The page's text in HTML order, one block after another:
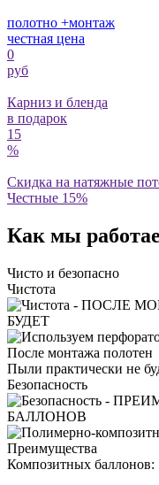
полотно +монтаж
честная цена
0
руб
Карниз и бленда
в подарок
15
%
Скидка на натяжные
Честные 15%
Как мы
Чисто и безопасно
Чистота
После монтажа полотен
Пыли практически не
Безопасность
Преимущества
Композитных баллонов: